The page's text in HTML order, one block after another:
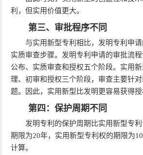
利，但实用价值更大。
第三、审批程序不同
与实用新型专利相比，发明专利申
实质审查步骤。发明专利申请的审批流程
公布、实质审查和授权五个阶段。实用
理、初审和授权三个阶段，审查主要针对
题。因此，实用新型比发明更容易获得授
第四：保护周期不同
发明专利的保护周期比实用新型专
期限为20年，实用新型专利权的期限为
计算。